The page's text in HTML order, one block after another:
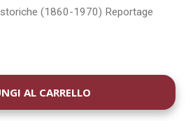
(1860-1970) Reportage